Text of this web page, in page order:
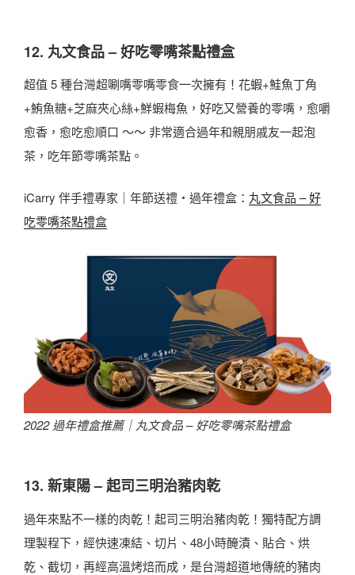
12. 丸文食品 – 好吃零嘴茶點禮盒
超值 5 種台灣超唰嘴零嘴零食一次擁有！花蝦+鮭魚丁角
+鮪魚糖+芝麻夾心絲+鮮蝦梅魚，好吃又營養的零嘴，愈嚼
愈香，愈吃愈順口 ～～ 非常適合過年和親朋戚友一起泡
茶，吃年節零嘴茶點。
iCarry 伴手禮專家｜年節送禮・過年禮盒： 丸文食品 – 好
吃零嘴茶點禮盒
2022 過年禮盒推薦｜ 丸文食品 – 好吃零嘴茶點禮盒
13. 新東陽 – 起司三明治豬肉乾
過年來點不一樣的肉乾！起司三明治豬肉乾！獨特配方調
理製程下，經快速凍結、切片、48小時醃漬、貼合、烘
乾、截切，再經高溫烤焙而成，是台灣超道地傳統的豬肉